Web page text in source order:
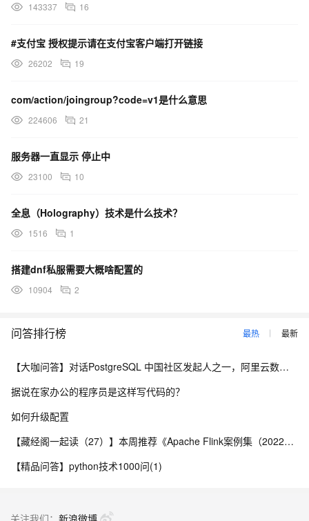
143337 16
#支付宝 授权提示请在支付宝客户端打开链接
26202 19
com/action/joingroup?code=v1是什么意思
224606 21
服务器一直显示 停止中
23100 10
全息（Holography）技术是什么技术？
1516 1
搭建dnf私服需要大概啥配置的
10904 2
问答排行榜 最热 最新
【大咖问答】对话PostgreSQL 中国社区发起人之一，阿里云数据库高级专家 德哥
据说在家办公的程序员是这样写代码的？
如何升级配置
【藏经阁一起读（27）】本周推荐《Apache Flink案例集（2022版）》，你有哪些心得？
【精品问答】python技术1000问(1)
关注我们： 新浪微博